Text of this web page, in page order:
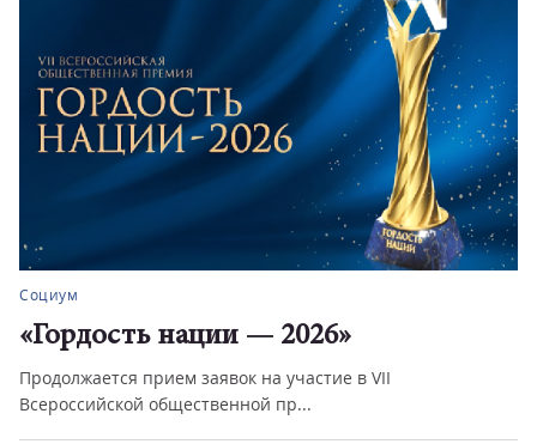
Социум
«Гордость нации — 2026»
Продолжается прием заявок на участие в VII
Всероссийской общественной пр...